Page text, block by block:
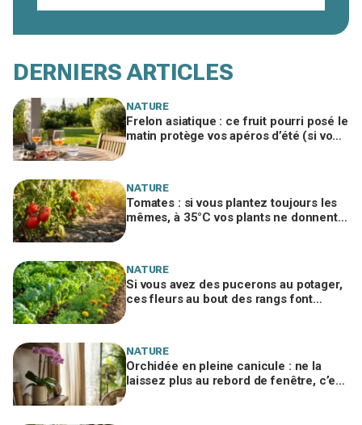
DERNIERS ARTICLES
NATURE
Frelon asiatique : ce fruit pourri posé le
matin protège vos apéros d’été (si vous
NATURE
Tomates : si vous plantez toujours les
mêmes, à 35°C vos plants ne donnent
NATURE
Si vous avez des pucerons au potager,
ces fleurs au bout des rangs font
NATURE
Orchidée en pleine canicule : ne la
laissez plus au rebord de fenêtre, c’est